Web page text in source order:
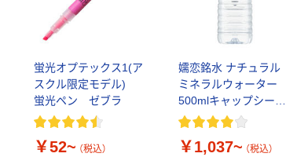
蛍光オプテックス1(ア
スクル限定モデル)
蛍光ペン ゼブラ
￥52~ （税込）
嬬恋銘水 ナチュラル
ミネラルウォーター
500mlキャップシール
付き／2Lラベルレス
￥1,037~ （税込）